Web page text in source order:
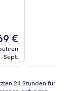
€
Sept.
24 Stunden für